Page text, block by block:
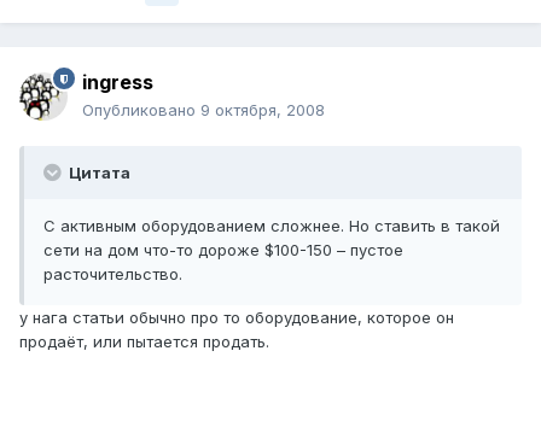
ingress
Опубликовано 9 октября, 2008
Цитата
С активным оборудованием сложнее. Но ставить в такой
сети на дом что-то дороже $100-150 – пустое
расточительство.
у нага статьи обычно про то оборудование, которое он
продаёт, или пытается продать.